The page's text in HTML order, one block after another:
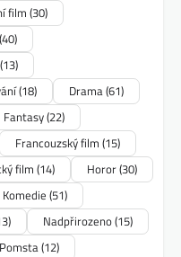
film(30)
(40)
(13)
(18) Drama(61)
Fantasy(22)
Francouzský film (15)
film (14) Horor(30)
Komedie (51)
Nadpřirozeno(15)
Pomsta(12)